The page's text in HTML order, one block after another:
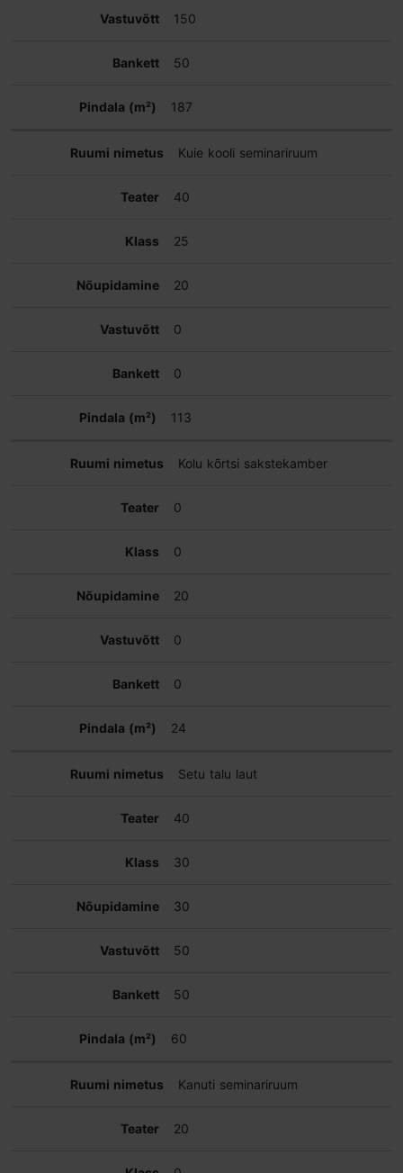
150
50
187
Kuie kooli seminariruum
40
25
20
0
0
113
Kolu kõrtsi sakstekamber
0
0
20
0
0
24
Setu talu laut
40
30
30
50
50
60
Kanuti seminariruum
20